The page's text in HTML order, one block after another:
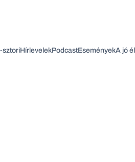
sztoriHírlevelekPodcastEseményekA jó